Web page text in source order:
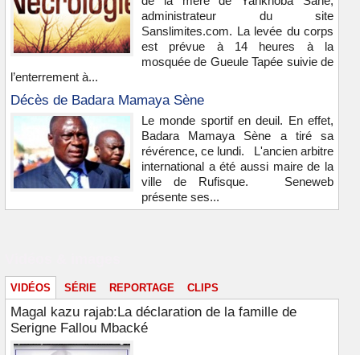
administrateur du site
Sanslimites.com. La levée du corps
est prévue à 14 heures à la
mosquée de Gueule Tapée suivie de
l’enterrement à...
Décès de Badara Mamaya Sène
Le monde sportif en deuil. En effet,
Badara Mamaya Sène a tiré sa
révérence, ce lundi. L'ancien arbitre
international a été aussi maire de la
ville de Rufisque. Seneweb
présente ses...
VIDÉOS SÉRIE REPORTAGE CLIPS
Magal kazu rajab:La déclaration de la famille de
Serigne Fallou Mbacké